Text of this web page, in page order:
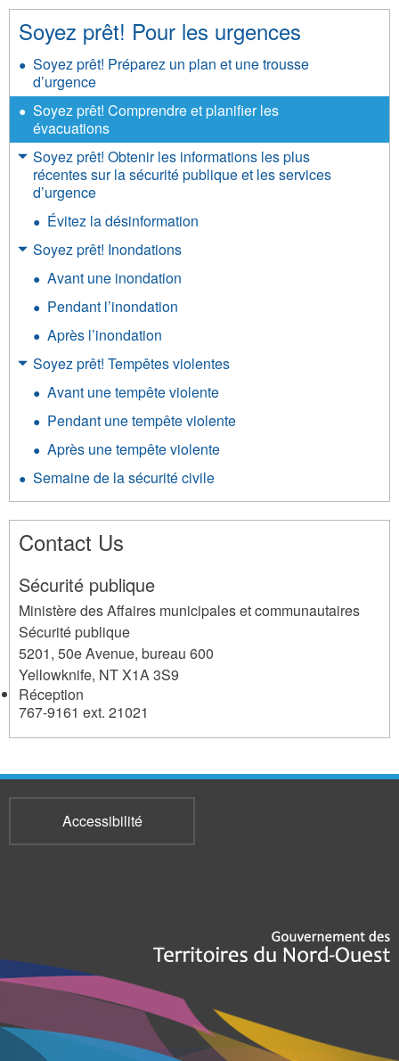
Soyez prêt! Pour les urgences
Soyez prêt! Préparez un plan et une trousse
d’urgence
Soyez prêt! Comprendre et planifier les
évacuations
Soyez prêt! Obtenir les informations les plus
récentes sur la sécurité publique et les services
d’urgence
Évitez la désinformation
Soyez prêt! Inondations
Avant une inondation
Pendant l’inondation
Après l’inondation
Soyez prêt! Tempêtes violentes
Avant une tempête violente
Pendant une tempête violente
Après une tempête violente
Semaine de la sécurité civile
Contact Us
Sécurité publique
Ministère des Affaires municipales et communautaires
Sécurité publique
5201, 50e Avenue, bureau 600
Yellowknife, NTX1A 3S9
Réception
767-9161 ext. 21021
Accessibilité